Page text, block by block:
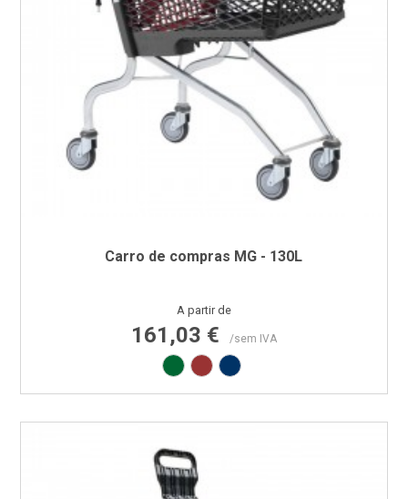
Carro de compras MG - 130L
Preço
A partir de
161,03 € /sem IVA
Verde RAL6029
Vermelho RAL3000
Azul RAL5002